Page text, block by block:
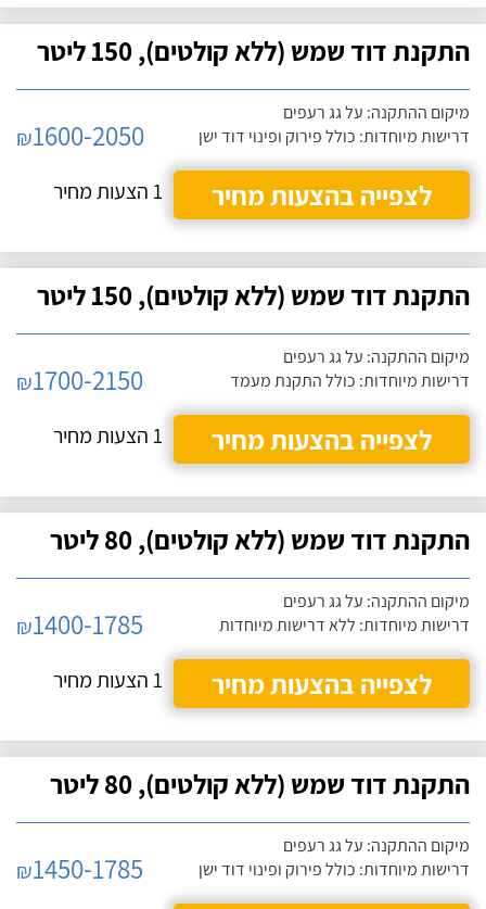
התקנת דוד שמש (ללא קולטים), 150 ליטר
מיקום ההתקנה: על גג רעפים
דרישות מיוחדות: כולל פירוק ופינוי דוד ישן
₪1600-2050
לצפייה בהצעות מחיר
1 הצעות מחיר
התקנת דוד שמש (ללא קולטים), 150 ליטר
מיקום ההתקנה: על גג רעפים
דרישות מיוחדות: כולל התקנת מעמד
₪1700-2150
לצפייה בהצעות מחיר
1 הצעות מחיר
התקנת דוד שמש (ללא קולטים), 80 ליטר
מיקום ההתקנה: על גג רעפים
דרישות מיוחדות: ללא דרישות מיוחדות
₪1400-1785
לצפייה בהצעות מחיר
1 הצעות מחיר
התקנת דוד שמש (ללא קולטים), 80 ליטר
מיקום ההתקנה: על גג רעפים
דרישות מיוחדות: כולל פירוק ופינוי דוד ישן
₪1450-1785